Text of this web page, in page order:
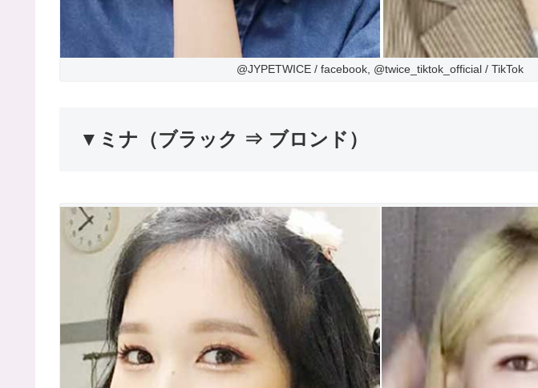
@JYPETWICE / facebook, @twice_tiktok_official / TikTok
▼ミナ（ブラック ⇒ ブロンド）